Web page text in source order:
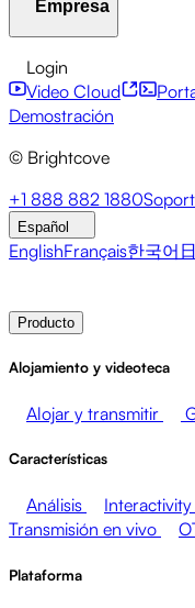
API para
Monetización de
Integraciones
Servicios financieros
Eventos en directo
Ventas
Apoyo a los
Emisoras Salud y
Redes de medios
Empresas tecnológicas
Documentación del
Empresa
Acerca de Brightcove
Sala de prensa
web
Brightcove
Login
Video Cloud
Demostración
© Brightcove
+1 888 882 1880
Español
EnglishFrançais한국어
Producto
Alojamiento y videoteca
Alojar y transmitir
Características
Análisis Interactivity
Transmisión en vivo
Plataforma